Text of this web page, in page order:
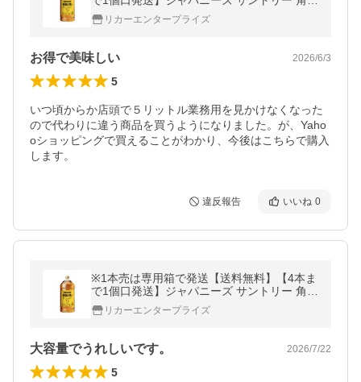
リカーエンタープライズ
お得で美味しい 2026/6/3
5
いつ頃からか店頭で５リットル業務用を見かけなくなった
ので代わりに違う商品を買うようになりました。が、Yaho
oショッピングで買えることがわかり、今後はこちらで購入
します。
違反報告 いいね 0
※1本売は専用箱で発送【送料無料】【4本ま
で1個口発送】ジャパニーズ サントリー 角瓶
リカーエンタープライズ
大容量でうれしいです。 2026/7/22
5